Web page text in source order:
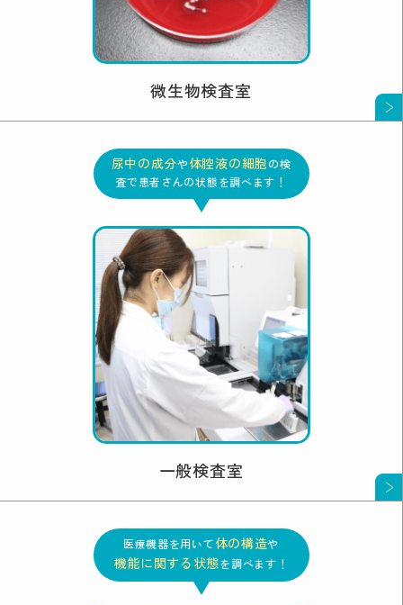
微生物検査室
尿中の成分や体腔液の細胞の検
査で患者さんの状態を調べます！
一般検査室
医療機器を用いて体の構造や
機能に関する状態を調べます！